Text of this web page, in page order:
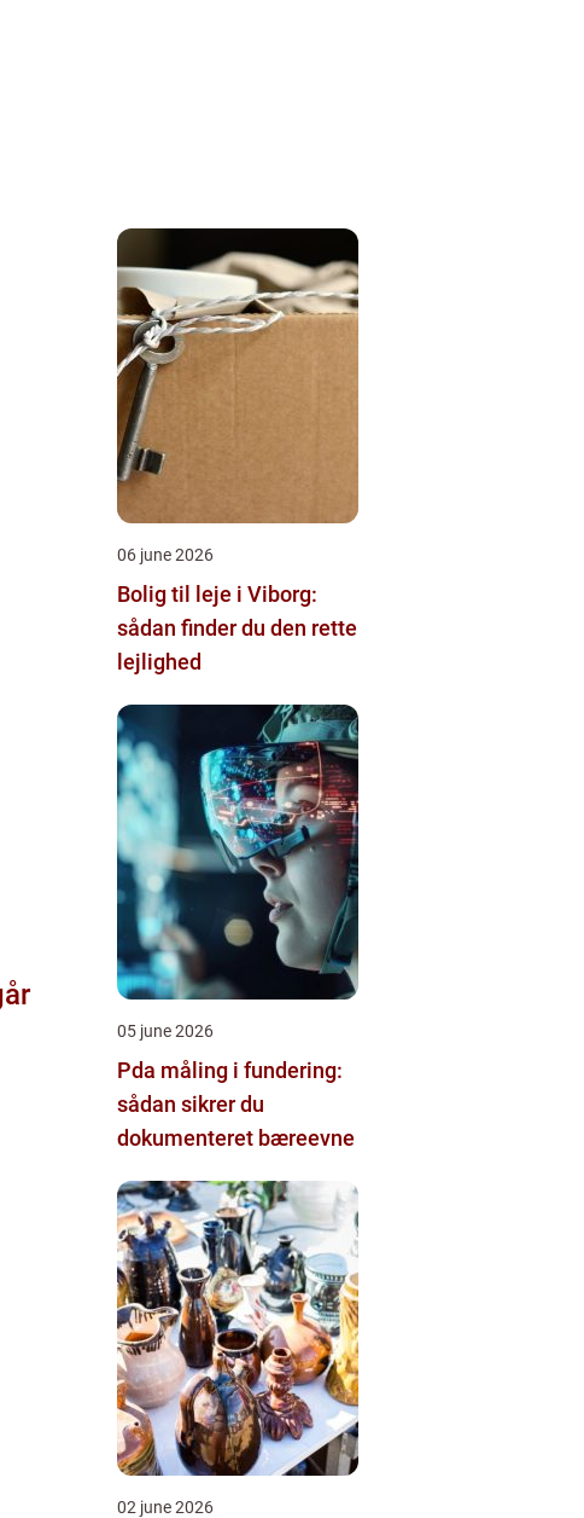
06 june 2026
Bolig til leje i Viborg:
sådan finder du den rette
lejlighed
05 june 2026
Pda måling i fundering:
sådan sikrer du
dokumenteret bæreevne
02 june 2026